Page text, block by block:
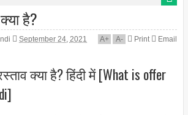
है?
September 24, 2021 A+ A- Print Email
क्या है? हिंदी में [What is offer